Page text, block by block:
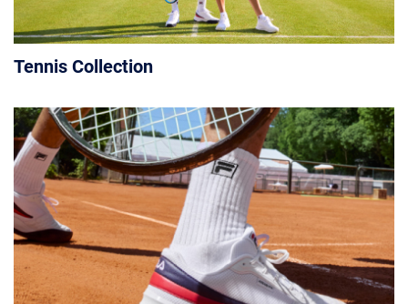
Tennis Collection